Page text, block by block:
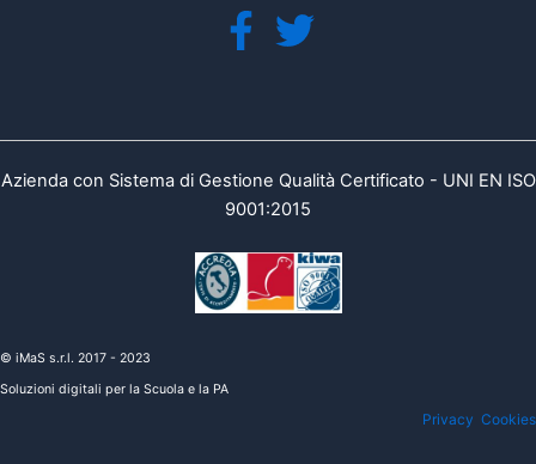
Azienda con Sistema di Gestione Qualità Certificato - UNI EN ISO
9001:2015
© iMaS s.r.l. 2017 - 2023
Soluzioni digitali per la Scuola e la PA
Privacy Cookies